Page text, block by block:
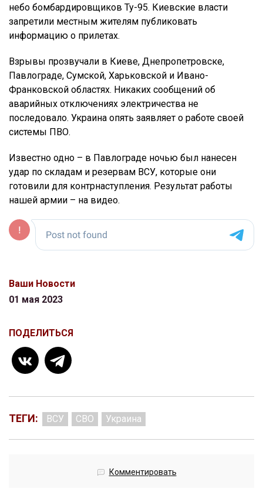
небо бомбардировщиков Ту-95. Киевские власти
запретили местным жителям публиковать
информацию о прилетах.
Взрывы прозвучали в Киеве, Днепропетровске,
Павлограде, Сумской, Харьковской и Ивано-
Франковской областях. Никаких сообщений об
аварийных отключениях электричества не
последовало. Украина опять заявляет о работе своей
системы ПВО.
Известно одно – в Павлограде ночью был нанесен
удар по складам и резервам ВСУ, которые они
готовили для контрнаступления. Результат работы
нашей армии – на видео.
Ваши Новости
01 мая 2023
ПОДЕЛИТЬСЯ
ТЕГИ: ВСУ СВО Украина
Комментировать